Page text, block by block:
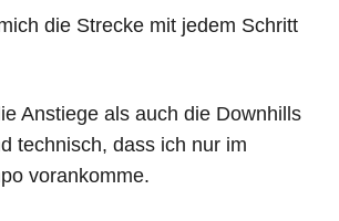
die Strecke mit jedem Schritt
Anstiege als auch die Downhills
technisch, dass ich nur im
vorankomme.